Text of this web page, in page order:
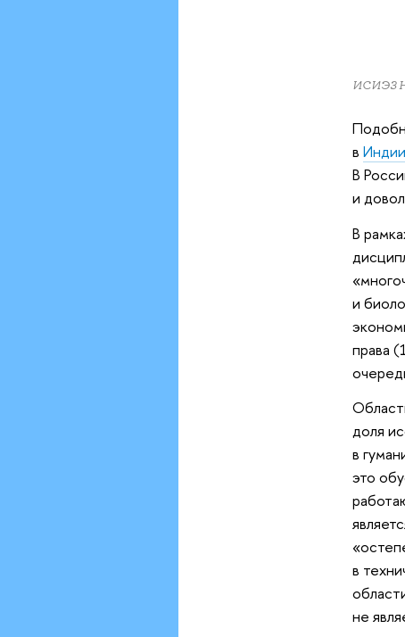
ИСИЭЗ
вИндии
В
и
В
и
права
доля
в
это
в
не